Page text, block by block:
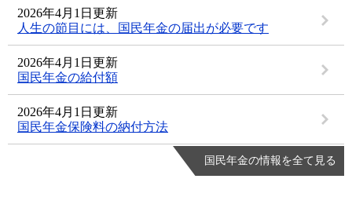
2026年4月1日更新
人生の節目には、国民年金の届出が必要です
2026年4月1日更新
国民年金の給付額
2026年4月1日更新
国民年金保険料の納付方法
国民年金の情報を全て見る